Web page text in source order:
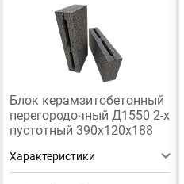
Блок керамзитобетонный
перегородочный Д1550 2-х
пустотный 390x120х188
Характеристики